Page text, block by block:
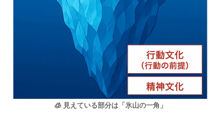
🧊 見えている部分は「氷山の一角」